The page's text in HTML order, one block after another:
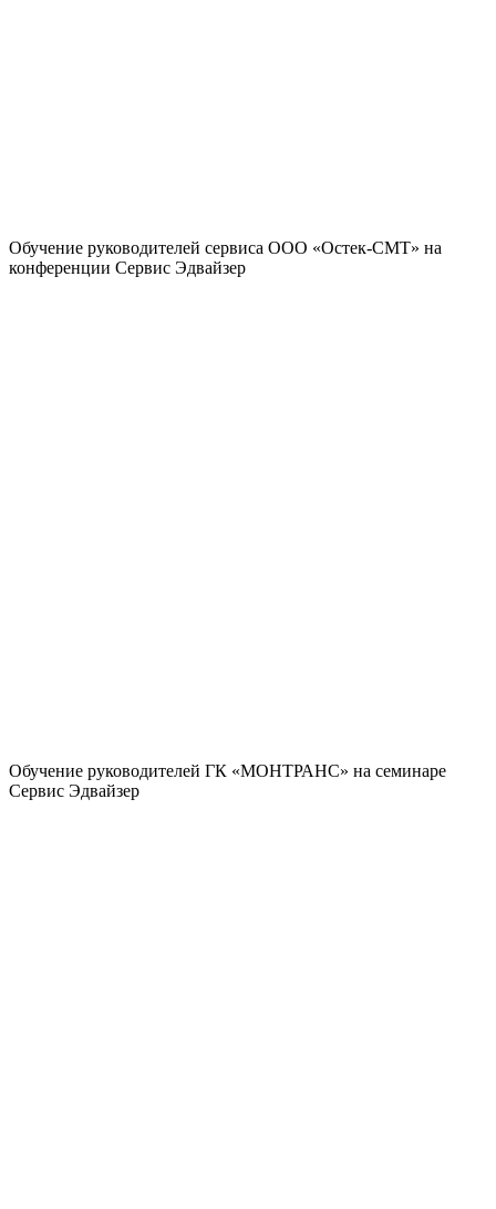
Обучение руководителей сервиса ООО «Остек-СМТ» на
конференции Сервис Эдвайзер
Обучение руководителей ГК «МОНТРАНС» на семинаре
Сервис Эдвайзер